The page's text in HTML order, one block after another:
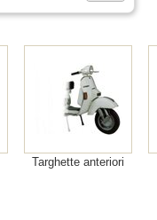
Targhette anteriori